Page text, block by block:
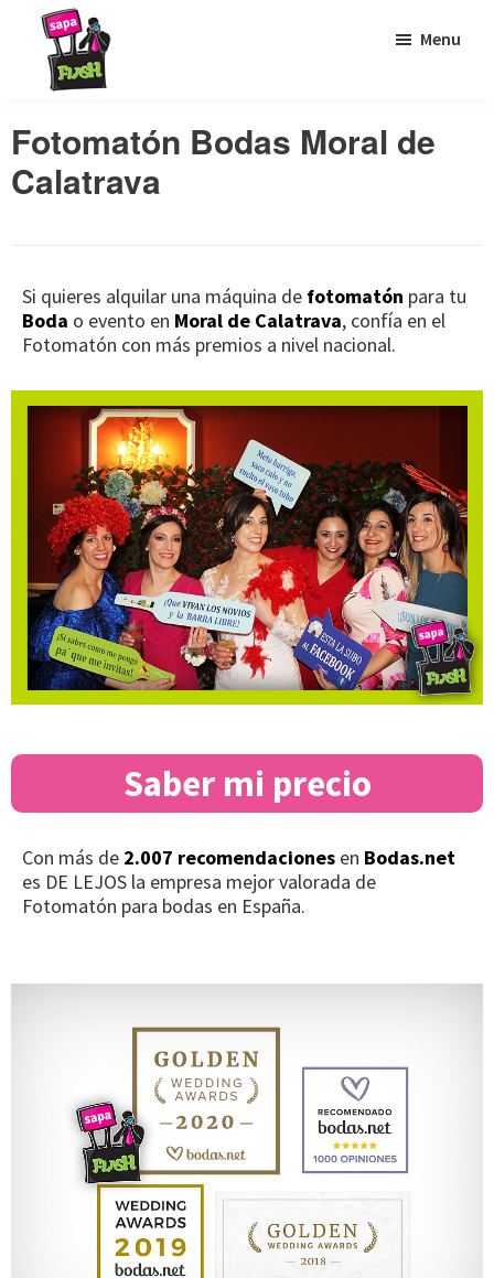
Saltar
principal
Saltar
contenido
Saltar
página
para
bodas
Menu
Fotomatón Bodas Moral de
Calatrava
Si quieres alquilar una máquina de fotomatón para tu
Boda o evento en Moral de Calatrava, confía en el
Fotomatón con más premios a nivel nacional.
Saber mi precio
Con más de 2.007 recomendaciones en Bodas.net
es DE LEJOS la empresa mejor valorada de
Fotomatón para bodas en España.